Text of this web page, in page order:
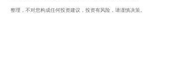
整理，不对您构成任何投资建议，投资有风险，请谨慎决策。